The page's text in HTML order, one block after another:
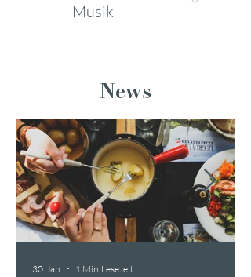
Musik
News
30. Jan. 1 Min. Lesezeit